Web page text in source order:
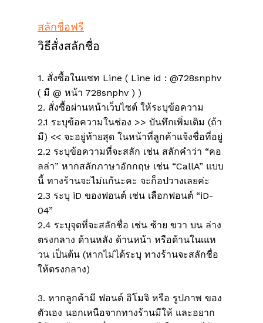
ไม่มีสินค้าในตะกร้า
Go To Shop
สลักชื่อฟรี
วิธีสั่งสลักชื่อ
1. สั่งซื้อในแชท Line ( Line id : @728snphv
( มี @ หน้า 728snphv ) )
2. สั่งซื้อผ่านหน้าเว็บไซต์ ให้ระบุข้อความ
2.1 ระบุข้อความในช่อง >> บันทึกเพิ่มเติม (ถ้า
มี) << จะอยู่ท้ายสุด ในหน้าที่ลูกค้าแจ้งชื่อที่อยู่
2.2 ระบุข้อความที่จะสลัก เช่น สลักคำว่า “คอ
ลล่า” หากสลักภาษาอักกฤษ เช่น “CallA” แบบ
นี้ ทางร้านจะไม่แก้นะคะ จะก็อปวางเลยค่ะ
2.3 ระบุ iD ของฟอนต์ เช่น เลือกฟอนต์ “iD-
04”
2.4 ระบุจุดที่จะสลักชื่อ เช่น ซ้าย ขวา บน ล่าง
ตรงกลาง ด้านหลัง ด้านหน้า หรือด้านในเแห
วน เป็นต้น (หากไม่ได้ระบุ ทางร้านจะสลักชื่อ
ให้ตรงกลาง)
3. หากลูกค้ามี ฟอนต์ อิโมจิ หรือ รูปภาพ ของ
ตัวเอง นอกเหนือจากทางร้านมีให้ และอยาก